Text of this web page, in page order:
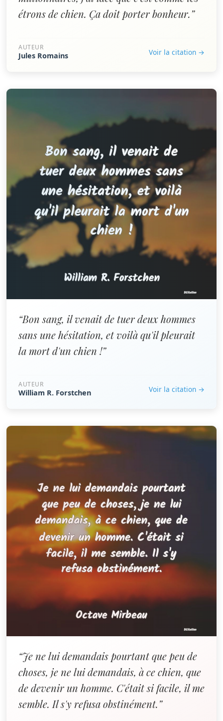
étrons de chien. Ça doit porter bonheur.”
AUTEUR
Jules Romains Voir la citation →
“Bon sang, il venait de tuer deux hommes
sans une hésitation, et voilà qu'il pleurait
la mort d'un chien !”
AUTEUR
William R. Forstchen Voir la citation →
“Je ne lui demandais pourtant que peu de
choses, je ne lui demandais, à ce chien, que
de devenir un homme. C'était si facile, il me
semble. Il s'y refusa obstinément.”